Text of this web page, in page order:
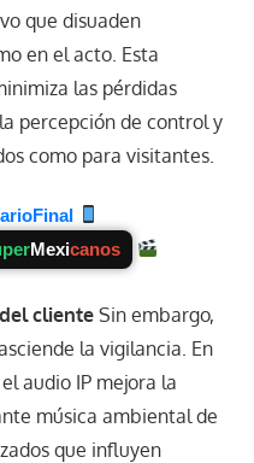
que disuaden
en el acto. Esta
las pérdidas
percepción de control y
como para visitantes.
Mexicanos
clienteSin embargo,
la vigilancia. En
audio IP mejora la
música ambiental de
que influyen